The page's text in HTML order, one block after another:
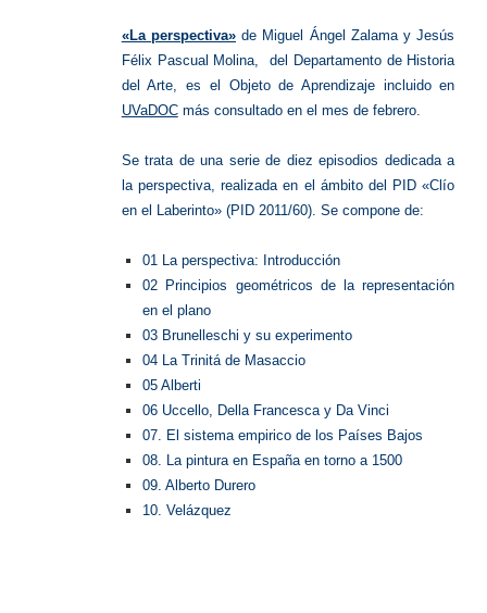
«La perspectiva»de Miguel Ángel Zalama y Jesús
Félix Pascual Molina, del Departamento de Historia
del Arte, es el Objeto de Aprendizaje incluido en
UVaDOCmás consultado en el mes de febrero.
Se trata de una serie de diez episodios dedicada a
la perspectiva, realizada en el ámbito del PID «Clío
en el Laberinto» (PID 2011/60). Se compone de:
01 La perspectiva: Introducción
02 Principios geométricos de la representación
en el plano
03 Brunelleschi y su experimento
04 La Trinitá de Masaccio
05 Alberti
06 Uccello, Della Francesca y Da Vinci
07. El sistema empirico de los Países Bajos
08. La pintura en España en torno a 1500
09. Alberto Durero
10. Velázquez